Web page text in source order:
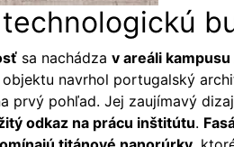
sa nachádza v areáli
navrhol portugalský
prvý pohľad. Jej zaujímavý
odkaz na prácu inštitútu.